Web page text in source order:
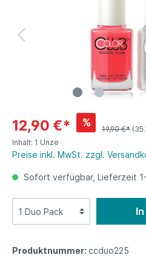
12,90 €* %
19,90 €*
Inhalt: 1 Unze
Preise inkl. MwSt. zzgl.
Sofort verfügbar, Lieferzeit
Produktnummer: ccduo225